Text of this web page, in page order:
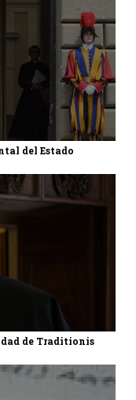
del Estado
de Traditionis